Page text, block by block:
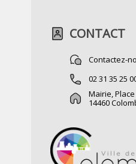
CONTACT
Contactez-
02 31 35 25
Mairie,
14460